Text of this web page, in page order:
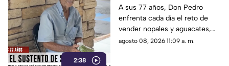
2:38
vendedor de nopales de
77 años
A sus 77 años, Don Pedro
enfrenta cada día el reto de
vender nopales y aguacates,
con dolor en las piernas y
agosto 08, 2026 11:09 a. m.